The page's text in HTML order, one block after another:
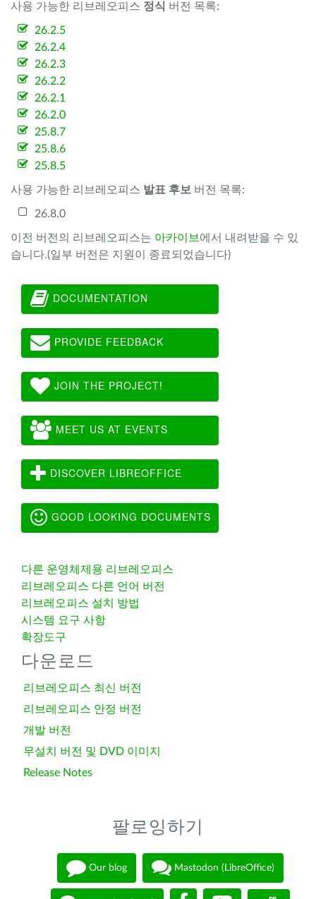
사용 가능한 리브레오피스 정식 버전 목록:
26.2.5
26.2.4
26.2.3
26.2.2
26.2.1
26.2.0
25.8.7
25.8.6
25.8.5
사용 가능한 리브레오피스 발표 후보 버전 목록:
26.8.0
이전 버전의 리브레오피스는 아카이브 에서 내려받을 수 있
습니다.(일부 버전은 지원이 종료되었습니다)
DOCUMENTATION
PROVIDE FEEDBACK
JOIN THE PROJECT!
MEET US AT EVENTS
DISCOVER LIBREOFFICE
GOOD LOOKING DOCUMENTS
다른 운영체제용 리브레오피스
리브레오피스 다른 언어 버전
리브레오피스 설치 방법
시스템 요구 사항
확장도구
다운로드
리브레오피스 최신 버전
리브레오피스 안정 버전
개발 버전
무설치 버전 및 DVD 이미지
Release Notes
팔로잉하기
Our blog Mastodon (LibreOffice)